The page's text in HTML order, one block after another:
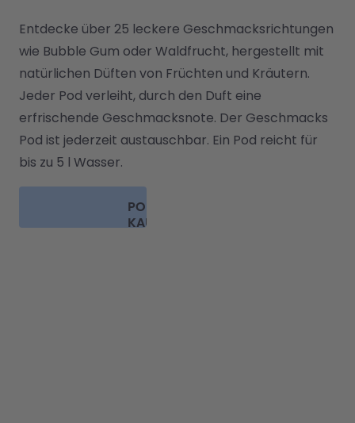
Entdecke über 25 leckere Geschmacksrichtungen
wie Bubble Gum oder Waldfrucht, hergestellt mit
natürlichen Düften von Früchten und Kräutern.
Jeder Pod verleiht, durch den Duft eine
erfrischende Geschmacksnote. Der Geschmacks
Pod ist jederzeit austauschbar. Ein Pod reicht für
bis zu 5 l Wasser.
PODS
KAUFEN